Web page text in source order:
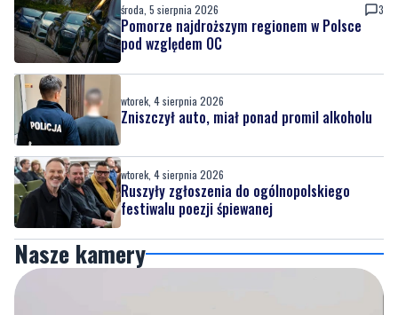
środa, 5 sierpnia 2026 3
Pomorze najdroższym regionem w Polsce
pod względem OC
wtorek, 4 sierpnia 2026
Zniszczył auto, miał ponad promil alkoholu
wtorek, 4 sierpnia 2026
Ruszyły zgłoszenia do ogólnopolskiego
festiwalu poezji śpiewanej
Nasze kamery